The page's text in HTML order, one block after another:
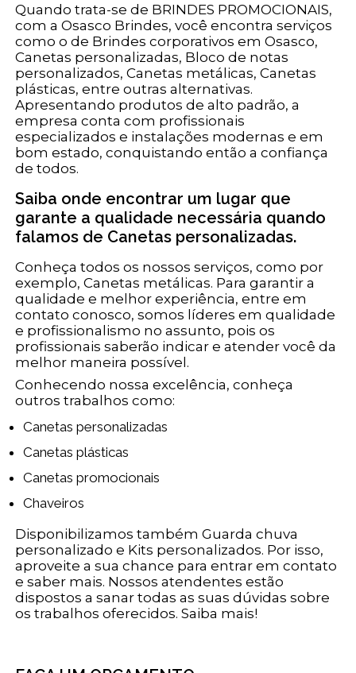
Quando trata-se de BRINDES PROMOCIONAIS,
com a Osasco Brindes, você encontra serviços
como o de Brindes corporativos em Osasco,
Canetas personalizadas, Bloco de notas
personalizados, Canetas metálicas, Canetas
plásticas, entre outras alternativas.
Apresentando produtos de alto padrão, a
empresa conta com profissionais
especializados e instalações modernas e em
bom estado, conquistando então a confiança
de todos.
Saiba onde encontrar um lugar que
garante a qualidade necessária quando
falamos de Canetas personalizadas.
Conheça todos os nossos serviços, como por
exemplo, Canetas metálicas. Para garantir a
qualidade e melhor experiência, entre em
contato conosco, somos líderes em qualidade
e profissionalismo no assunto, pois os
profissionais saberão indicar e atender você da
melhor maneira possível.
Conhecendo nossa excelência, conheça
outros trabalhos como:
Canetas personalizadas
Canetas plásticas
Canetas promocionais
Chaveiros
Disponibilizamos também Guarda chuva
personalizado e Kits personalizados. Por isso,
aproveite a sua chance para entrar em contato
e saber mais. Nossos atendentes estão
dispostos a sanar todas as suas dúvidas sobre
os trabalhos oferecidos. Saiba mais!